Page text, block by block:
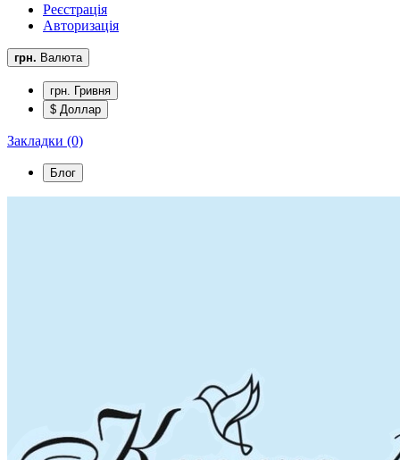
Реєстрація
Авторизація
грн. Валюта
грн. Гривня
$ Доллар
Закладки (0)
Блог